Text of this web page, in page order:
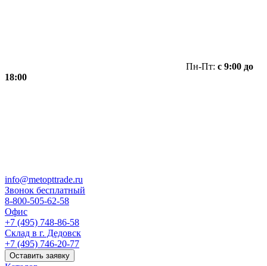
Пн-Пт: с 9:00 до
18:00
info@metopttrade.ru
Звонок бесплатный
8-800-505-62-58
Офис
+7 (495) 748-86-58
Склад в г. Дедовск
+7 (495) 746-20-77
Оставить заявку